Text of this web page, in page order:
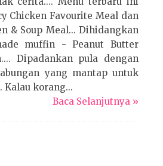
Chicken Favourite Meal dan
& Soup Meal... Dihidangkan
muffin - Peanut Butter
Dipadankan pula dengan
yang mantap untuk
Kalau korang...
Baca Selanjutnya »